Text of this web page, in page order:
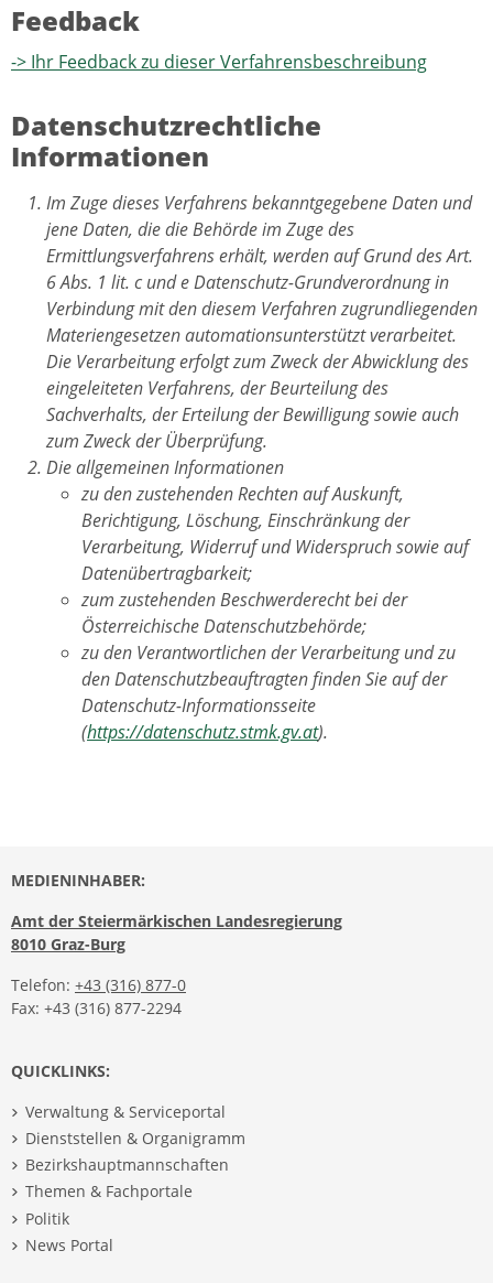
Feedback
-> Ihr Feedback zu dieser Verfahrensbeschreibung
Datenschutzrechtliche
Informationen
Im Zuge dieses Verfahrens bekanntgegebene Daten und
jene Daten, die die Behörde im Zuge des
Ermittlungsverfahrens erhält, werden auf Grund des Art.
6 Abs. 1 lit. c und e Datenschutz-Grundverordnung in
Verbindung mit den diesem Verfahren zugrundliegenden
Materiengesetzen automationsunterstützt verarbeitet.
Die Verarbeitung erfolgt zum Zweck der Abwicklung des
eingeleiteten Verfahrens, der Beurteilung des
Sachverhalts, der Erteilung der Bewilligung sowie auch
zum Zweck der Überprüfung.
Die allgemeinen Informationen
zu den zustehenden Rechten auf Auskunft,
Berichtigung, Löschung, Einschränkung der
Verarbeitung, Widerruf und Widerspruch sowie auf
Datenübertragbarkeit;
zum zustehenden Beschwerderecht bei der
Österreichische Datenschutzbehörde;
zu den Verantwortlichen der Verarbeitung und zu
den Datenschutzbeauftragten finden Sie auf der
Datenschutz-Informationsseite
(https://datenschutz.stmk.gv.at).
MEDIENINHABER:
Amt der Steiermärkischen Landesregierung
8010 Graz-Burg
Telefon: +43 (316) 877-0
Fax: +43 (316) 877-2294
QUICKLINKS:
Verwaltung & Serviceportal
Dienststellen & Organigramm
Bezirkshauptmannschaften
Themen & Fachportale
Politik
News Portal